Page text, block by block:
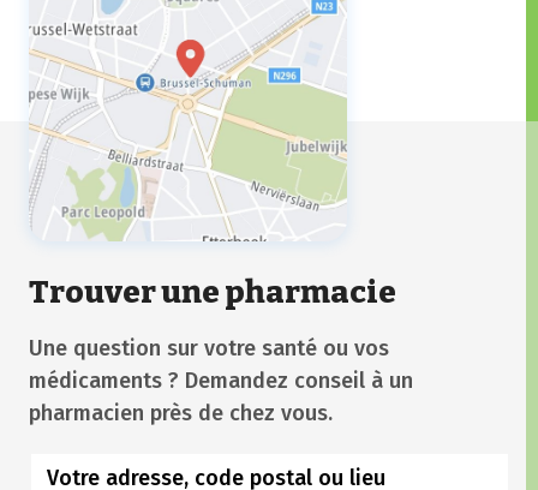
Trouver une pharmacie
Une question sur votre santé ou vos
médicaments ? Demandez conseil à un
pharmacien près de chez vous.